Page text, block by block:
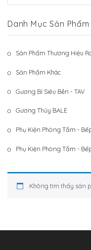
Phụ Kiện Phòng Tắm – Bếp
Sản Phẩm Khác
Danh Mục Sản Phẩm
Sản Phẩm Thương Hiệu
Sản Phẩm Khác
Gương Bỉ Siêu Bền - TAV
Gương Thủy BALE
Phụ Kiện Phòng Tắm -
Phụ Kiện Phòng Tắm -
Không tìm thấy sản